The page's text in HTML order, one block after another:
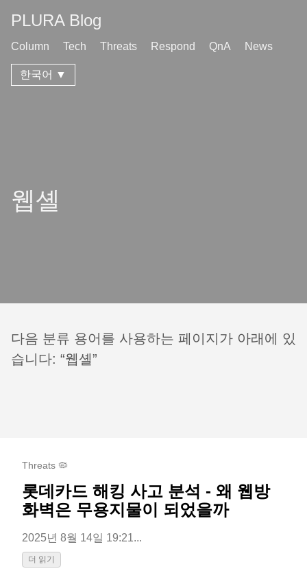
PLURA Blog
Column Tech Threats Respond QnA News
한국어 ▼
웹셸
다음 분류 용어를 사용하는 페이지가 아래에 있
습니다: “웹셸”
Threats 🦠
롯데카드 해킹 사고 분석 - 왜 웹방
화벽은 무용지물이 되었을까
2025년 8월 14일 19:21...
더 읽기